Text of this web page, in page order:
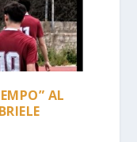
AL